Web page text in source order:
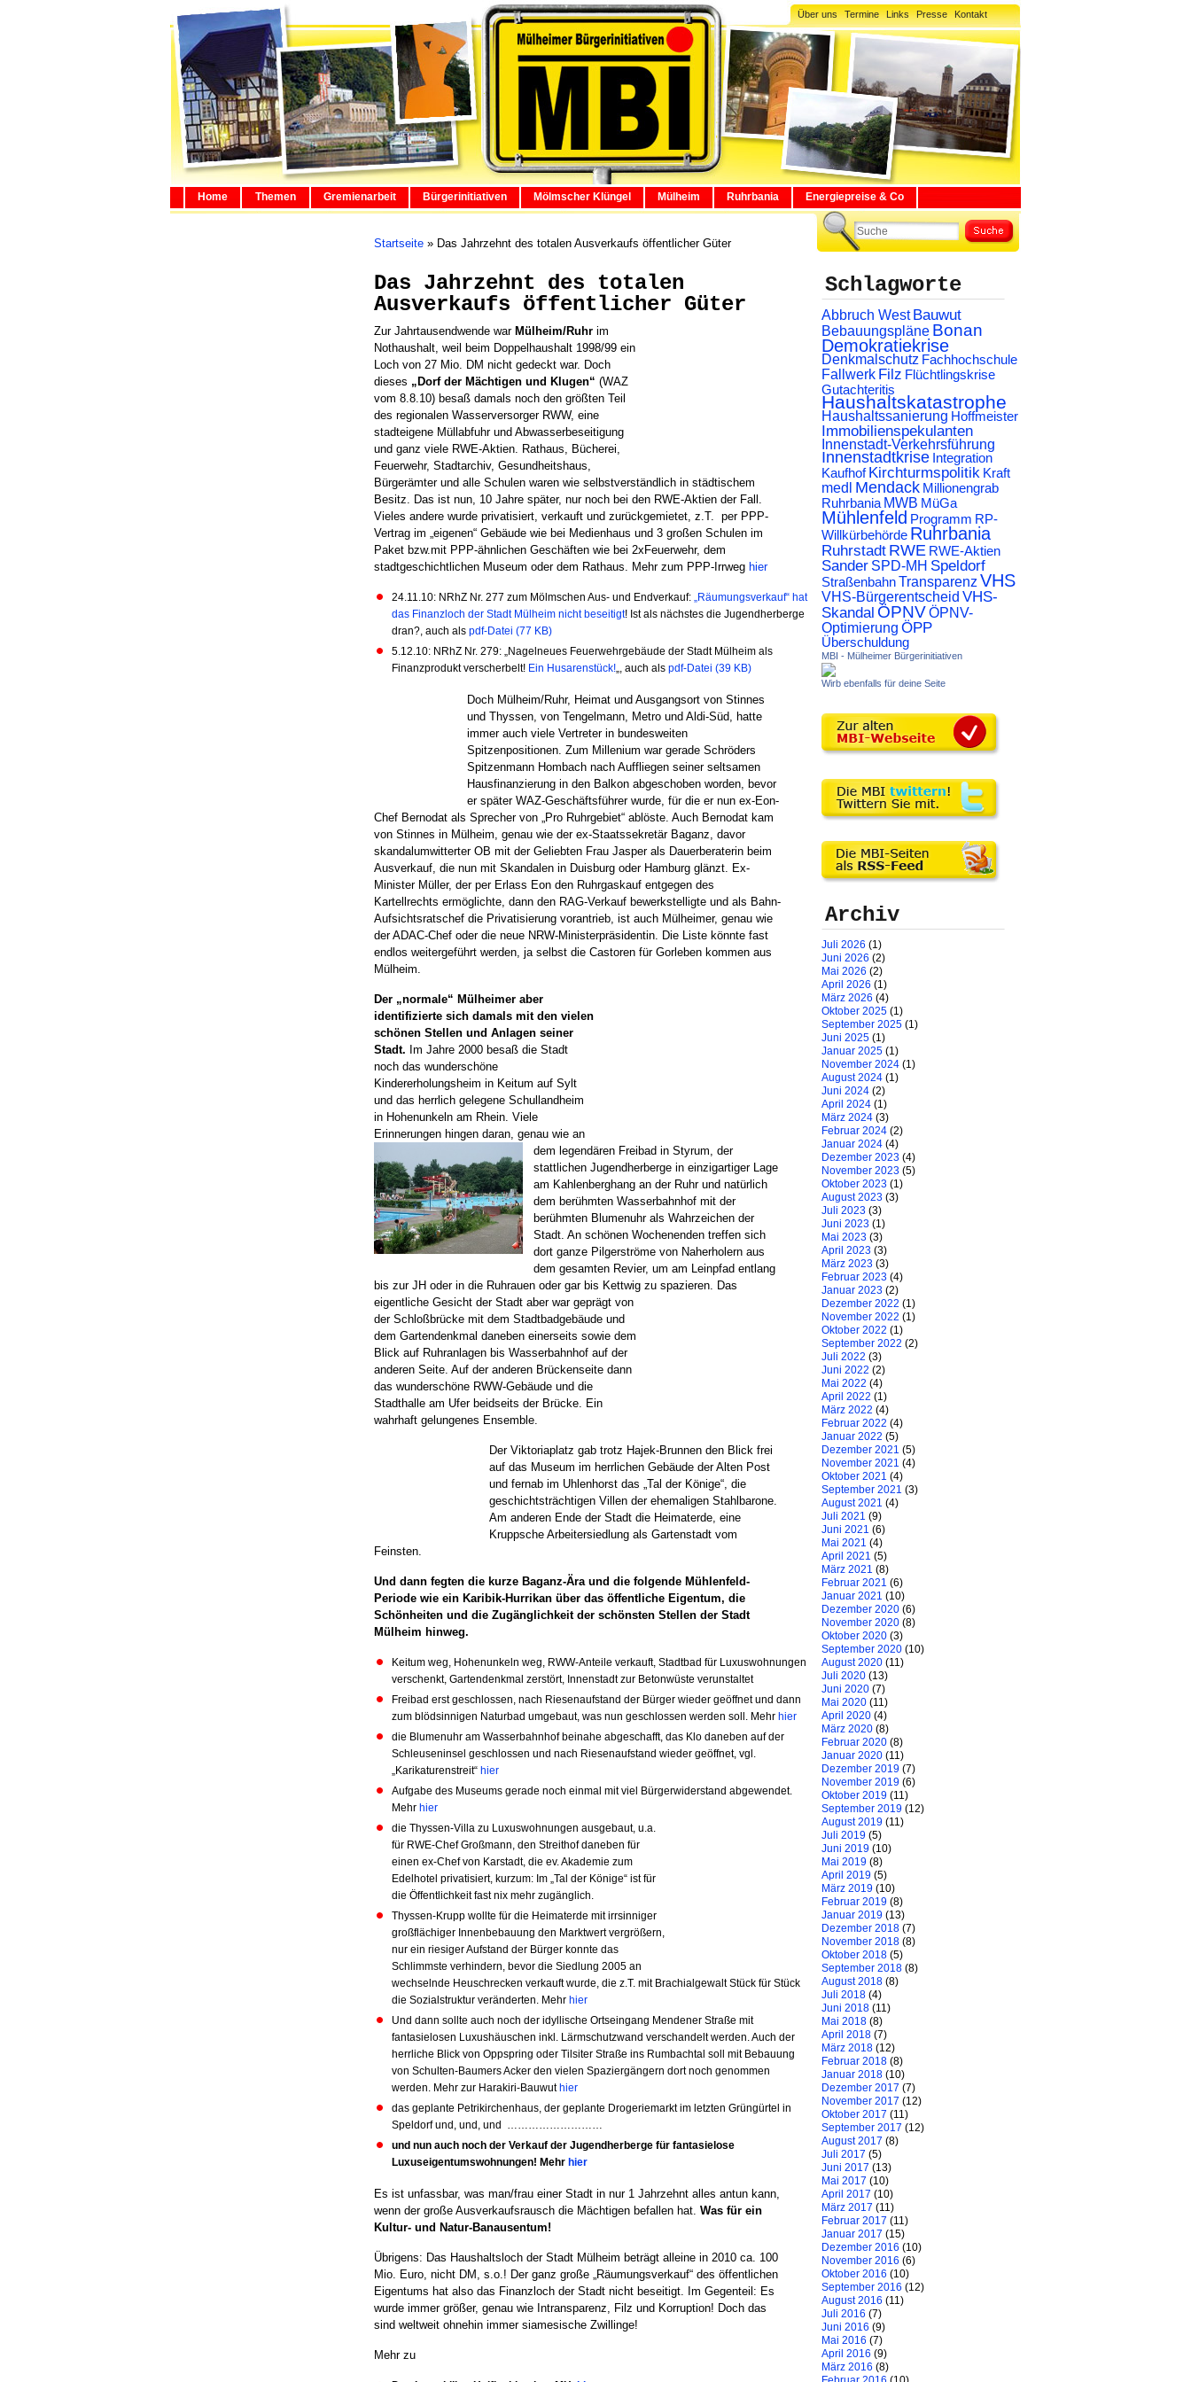
Über uns Termine Links Presse Kontakt
Home Themen Gremienarbeit Bürgerinitiativen Mölmscher Klüngel Mülheim Ruhrbania Energiepreise & Co
Startseite » Das Jahrzehnt des totalen Ausverkaufs öffentlicher Güter
Das Jahrzehnt des totalen
Ausverkaufs öffentlicher Güter
Zur Jahrtausendwende war Mülheim/Ruhr im
Nothaushalt, weil beim Doppelhaushalt 1998/99 ein
Loch von 27 Mio. DM nicht gedeckt war. Doch
dieses „Dorf der Mächtigen und Klugen“ (WAZ
vom 8.8.10) besaß damals noch den größten Teil
des regionalen Wasserversorger RWW, eine
stadteigene Müllabfuhr und Abwasserbeseitigung
und ganz viele RWE-Aktien. Rathaus, Bücherei,
Feuerwehr, Stadtarchiv, Gesundheitshaus,
Bürgerämter und alle Schulen waren wie selbstverständlich in städtischem
Besitz. Das ist nun, 10 Jahre später, nur noch bei den RWE-Aktien der Fall.
Vieles andere wurde privatisiert, verkauft und zurückgemietet, z.T. per PPP-
Vertrag im „eigenen“ Gebäude wie bei Medienhaus und 3 großen Schulen im
Paket bzw.mit PPP-ähnlichen Geschäften wie bei 2xFeuerwehr, dem
stadtgeschichtlichen Museum oder dem Rathaus. Mehr zum PPP-Irrweg hier
24.11.10: NRhZ Nr. 277 zum Mölmschen Aus- und Endverkauf: „Räumungsverkauf“ hat
das Finanzloch der Stadt Mülheim nicht beseitigt! Ist als nächstes die Jugendherberge
dran?, auch als pdf-Datei (77 KB)
5.12.10: NRhZ Nr. 279: „Nagelneues Feuerwehrgebäude der Stadt Mülheim als
Finanzprodukt verscherbelt! Ein Husarenstück!„, auch als pdf-Datei (39 KB)
Doch Mülheim/Ruhr, Heimat und Ausgangsort von Stinnes
und Thyssen, von Tengelmann, Metro und Aldi-Süd, hatte
immer auch viele Vertreter in bundesweiten
Spitzenpositionen. Zum Millenium war gerade Schröders
Spitzenmann Hombach nach Auffliegen seiner seltsamen
Hausfinanzierung in den Balkon abgeschoben worden, bevor
er später WAZ-Geschäftsführer wurde, für die er nun ex-Eon-
Chef Bernodat als Sprecher von „Pro Ruhrgebiet“ ablöste. Auch Bernodat kam
von Stinnes in Mülheim, genau wie der ex-Staatssekretär Baganz, davor
skandalumwitterter OB mit der Geliebten Frau Jasper als Dauerberaterin beim
Ausverkauf, die nun mit Skandalen in Duisburg oder Hamburg glänzt. Ex-
Minister Müller, der per Erlass Eon den Ruhrgaskauf entgegen des
Kartellrechts ermöglichte, dann den RAG-Verkauf bewerkstelligte und als Bahn-
Aufsichtsratschef die Privatisierung vorantrieb, ist auch Mülheimer, genau wie
der ADAC-Chef oder die neue NRW-Ministerpräsidentin. Die Liste könnte fast
endlos weitergeführt werden, ja selbst die Castoren für Gorleben kommen aus
Mülheim.
Der „normale“ Mülheimer aber
identifizierte sich damals mit den vielen
schönen Stellen und Anlagen seiner
Stadt. Im Jahre 2000 besaß die Stadt
noch das wunderschöne
Kindererholungsheim in Keitum auf Sylt
und das herrlich gelegene Schullandheim
in Hohenunkeln am Rhein. Viele
Erinnerungen hingen daran, genau wie an
dem legendären Freibad in Styrum, der
stattlichen Jugendherberge in einzigartiger Lage
am Kahlenberghang an der Ruhr und natürlich
dem berühmten Wasserbahnhof mit der
berühmten Blumenuhr als Wahrzeichen der
Stadt. An schönen Wochenenden treffen sich
dort ganze Pilgerströme von Naherholern aus
dem gesamten Revier, um am Leinpfad entlang
bis zur JH oder in die Ruhrauen oder gar bis Kettwig zu spazieren. Das
eigentliche Gesicht der Stadt aber war geprägt von
der Schloßbrücke mit dem Stadtbadgebäude und
dem Gartendenkmal daneben einerseits sowie dem
Blick auf Ruhranlagen bis Wasserbahnhof auf der
anderen Seite. Auf der anderen Brückenseite dann
das wunderschöne RWW-Gebäude und die
Stadthalle am Ufer beidseits der Brücke. Ein
wahrhaft gelungenes Ensemble.
Der Viktoriaplatz gab trotz Hajek-Brunnen den Blick frei
auf das Museum im herrlichen Gebäude der Alten Post
und fernab im Uhlenhorst das „Tal der Könige“, die
geschichtsträchtigen Villen der ehemaligen Stahlbarone.
Am anderen Ende der Stadt die Heimaterde, eine
Kruppsche Arbeitersiedlung als Gartenstadt vom
Feinsten.
Und dann fegten die kurze Baganz-Ära und die folgende Mühlenfeld-
Periode wie ein Karibik-Hurrikan über das öffentliche Eigentum, die
Schönheiten und die Zugänglichkeit der schönsten Stellen der Stadt
Mülheim hinweg.
Keitum weg, Hohenunkeln weg, RWW-Anteile verkauft, Stadtbad für Luxuswohnungen
verschenkt, Gartendenkmal zerstört, Innenstadt zur Betonwüste verunstaltet
Freibad erst geschlossen, nach Riesenaufstand der Bürger wieder geöffnet und dann
zum blödsinnigen Naturbad umgebaut, was nun geschlossen werden soll. Mehr hier
die Blumenuhr am Wasserbahnhof beinahe abgeschafft, das Klo daneben auf der
Schleuseninsel geschlossen und nach Riesenaufstand wieder geöffnet, vgl.
„Karikaturenstreit“ hier
Aufgabe des Museums gerade noch einmal mit viel Bürgerwiderstand abgewendet.
Mehr hier
die Thyssen-Villa zu Luxuswohnungen ausgebaut, u.a.
für RWE-Chef Großmann, den Streithof daneben für
einen ex-Chef von Karstadt, die ev. Akademie zum
Edelhotel privatisiert, kurzum: Im „Tal der Könige“ ist für
die Öffentlichkeit fast nix mehr zugänglich.
Thyssen-Krupp wollte für die Heimaterde mit irrsinniger
großflächiger Innenbebauung den Marktwert vergrößern,
nur ein riesiger Aufstand der Bürger konnte das
Schlimmste verhindern, bevor die Siedlung 2005 an
wechselnde Heuschrecken verkauft wurde, die z.T. mit Brachialgewalt Stück für Stück
die Sozialstruktur veränderten. Mehr hier
Und dann sollte auch noch der idyllische Ortseingang Mendener Straße mit
fantasielosen Luxushäuschen inkl. Lärmschutzwand verschandelt werden. Auch der
herrliche Blick von Oppspring oder Tilsiter Straße ins Rumbachtal soll mit Bebauung
von Schulten-Baumers Acker den vielen Spaziergängern dort noch genommen
werden. Mehr zur Harakiri-Bauwut hier
das geplante Petrikirchenhaus, der geplante Drogeriemarkt im letzten Grüngürtel in
Speldorf und, und, und ………………………
und nun auch noch der Verkauf der Jugendherberge für fantasielose
Luxuseigentumswohnungen! Mehr hier
Es ist unfassbar, was man/frau einer Stadt in nur 1 Jahrzehnt alles antun kann,
wenn der große Ausverkaufsrausch die Mächtigen befallen hat. Was für ein
Kultur- und Natur-Banausentum!
Übrigens: Das Haushaltsloch der Stadt Mülheim beträgt alleine in 2010 ca. 100
Mio. Euro, nicht DM, s.o.! Der ganz große „Räumungsverkauf“ des öffentlichen
Eigentums hat also das Finanzloch der Stadt nicht beseitigt. Im Gegenteil: Es
wurde immer größer, genau wie Intransparenz, Filz und Korruption! Doch das
sind weltweit ohnehin immer siamesische Zwillinge!
Mehr zu
Schlagworte
Abbruch West Bauwut
Bebauungspläne Bonan
Demokratiekrise
Denkmalschutz Fachhochschule
Fallwerk Filz Flüchtlingskrise
Gutachteritis
Haushaltskatastrophe
Haushaltssanierung Hoffmeister
Immobilienspekulanten
Innenstadt-Verkehrsführung
Innenstadtkrise Integration
Kaufhof Kirchturmspolitik Kraft
medl Mendack Millionengrab
Ruhrbania MWB MüGa
Mühlenfeld Programm RP-
Willkürbehörde Ruhrbania
Ruhrstadt RWE RWE-Aktien
Sander SPD-MH Speldorf
StraßenbahnTransparenz VHS
VHS-Bürgerentscheid VHS-
Skandal ÖPNVÖPNV-
Optimierung ÖPP
Überschuldung
MBI - Mülheimer Bürgerinitiativen
Wirb ebenfalls für deine Seite
Archiv
Juli 2026 (1)
Juni 2026 (2)
Mai 2026 (2)
April 2026 (1)
März 2026 (4)
Oktober 2025 (1)
September 2025 (1)
Juni 2025 (1)
Januar 2025 (1)
November 2024 (1)
August 2024 (1)
Juni 2024 (2)
April 2024 (1)
März 2024 (3)
Februar 2024 (2)
Januar 2024 (4)
Dezember 2023 (4)
November 2023 (5)
Oktober 2023 (1)
August 2023 (3)
Juli 2023 (3)
Juni 2023 (1)
Mai 2023 (3)
April 2023 (3)
März 2023 (3)
Februar 2023 (4)
Januar 2023 (2)
Dezember 2022 (1)
November 2022 (1)
Oktober 2022 (1)
September 2022 (2)
Juli 2022 (3)
Juni 2022 (2)
Mai 2022 (4)
April 2022 (1)
März 2022 (4)
Februar 2022 (4)
Januar 2022 (5)
Dezember 2021 (5)
November 2021 (4)
Oktober 2021 (4)
September 2021 (3)
August 2021 (4)
Juli 2021 (9)
Juni 2021 (6)
Mai 2021 (4)
April 2021 (5)
März 2021 (8)
Februar 2021 (6)
Januar 2021 (10)
Dezember 2020 (6)
November 2020 (8)
Oktober 2020 (3)
September 2020 (10)
August 2020 (11)
Juli 2020 (13)
Juni 2020 (7)
Mai 2020 (11)
April 2020 (4)
März 2020 (8)
Februar 2020 (8)
Januar 2020 (11)
Dezember 2019 (7)
November 2019 (6)
Oktober 2019 (11)
September 2019 (12)
August 2019 (11)
Juli 2019 (5)
Juni 2019 (10)
Mai 2019 (8)
April 2019 (5)
März 2019 (10)
Februar 2019 (8)
Januar 2019 (13)
Dezember 2018 (7)
November 2018 (8)
Oktober 2018 (5)
September 2018 (8)
August 2018 (8)
Juli 2018 (4)
Juni 2018 (11)
Mai 2018 (8)
April 2018 (7)
März 2018 (12)
Februar 2018 (8)
Januar 2018 (10)
Dezember 2017 (7)
November 2017 (12)
Oktober 2017 (11)
September 2017 (12)
August 2017 (8)
Juli 2017 (5)
Juni 2017 (13)
Mai 2017 (10)
April 2017 (10)
März 2017 (11)
Februar 2017 (11)
Januar 2017 (15)
Dezember 2016 (10)
November 2016 (6)
Oktober 2016 (10)
September 2016 (12)
August 2016 (11)
Juli 2016 (7)
Juni 2016 (9)
Mai 2016 (7)
April 2016 (9)
März 2016 (8)